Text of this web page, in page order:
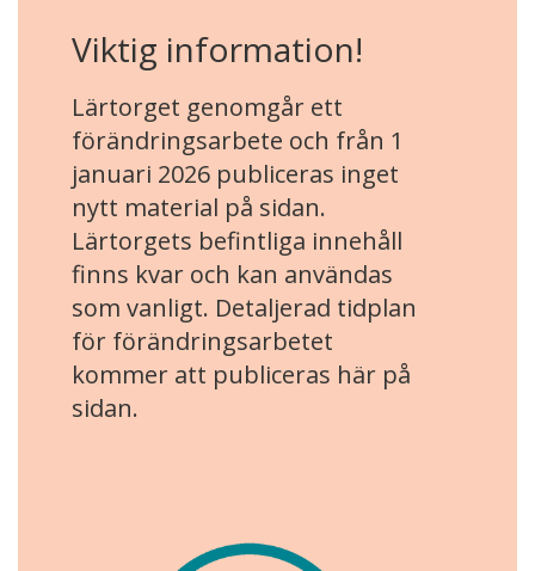
Viktig information!
Lärtorget genomgår ett
förändringsarbete och från 1
januari 2026 publiceras inget
nytt material på sidan.
Lärtorgets befintliga innehåll
finns kvar och kan användas
som vanligt. Detaljerad tidplan
för förändringsarbetet
kommer att publiceras här på
sidan.